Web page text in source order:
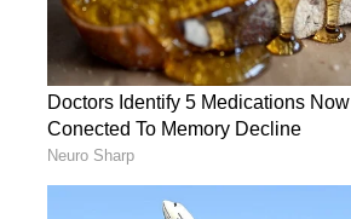
சவரன் ரூ. 48,560ஆக